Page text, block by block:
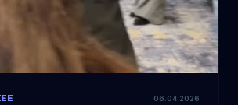
06.04.2026